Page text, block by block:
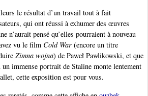
le résultat d’un travail tout à fait
qui ont réussi à exhumer des œuvres
n’aurait pensé qu’elles pourraient à nouveau
vu le film Cold War (encore un titre
Zimna wojna) de Paweł Pawlikowski, et que
un immense portrait de Staline monte lentement
cette exposition est pour vous.